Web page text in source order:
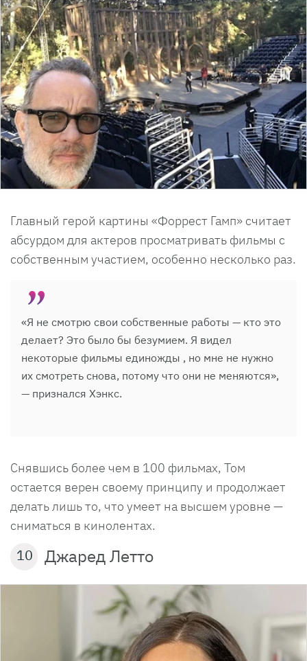
Главный герой картины «Форрест Гамп» считает
абсурдом для актеров просматривать фильмы с
собственным участием, особенно несколько раз.
«Я не смотрю свои собственные работы — кто это
делает? Это было бы безумием. Я видел
некоторые фильмы единожды , но мне не нужно
их смотреть снова, потому что они не меняются»,
— признался Хэнкс.
Снявшись более чем в 100 фильмах, Том
остается верен своему принципу и продолжает
делать лишь то, что умеет на высшем уровне —
сниматься в кинолентах.
10 Джаред Летто